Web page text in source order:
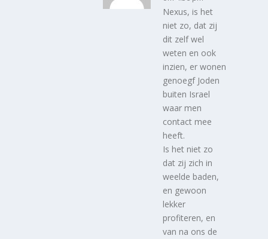
Nexus, is het
niet zo, dat zij
dit zelf wel
weten en ook
inzien, er wonen
genoegf Joden
buiten Israel
waar men
contact mee
heeft.
Is het niet zo
dat zij zich in
weelde baden,
en gewoon
lekker
profiteren, en
van na ons de